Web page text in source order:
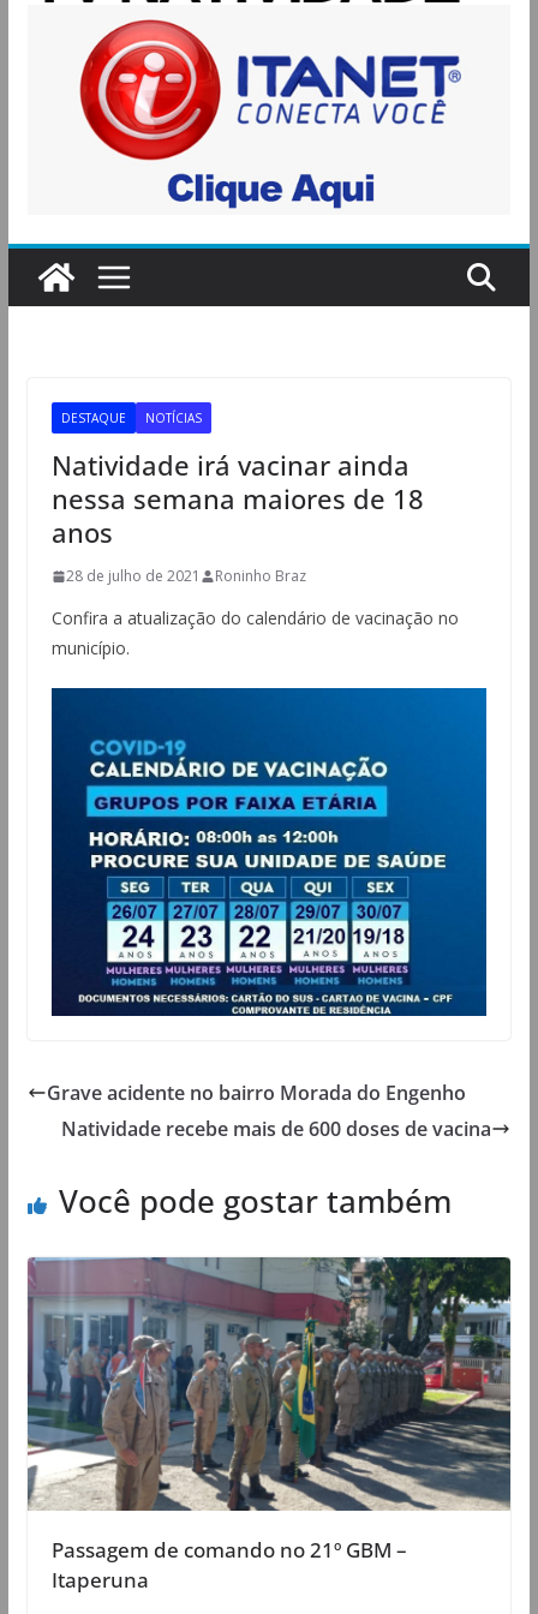
DESTAQUE NOTÍCIAS
Natividade irá vacinar ainda
nessa semana maiores de 18
anos
28 de julho de 2021 Roninho Braz
Confira a atualização do calendário de vacinação no
município.
Grave acidente no bairro Morada do Engenho
Natividade recebe mais de 600 doses de vacina
Você pode gostar também
Passagem de comando no 21º GBM –
Itaperuna